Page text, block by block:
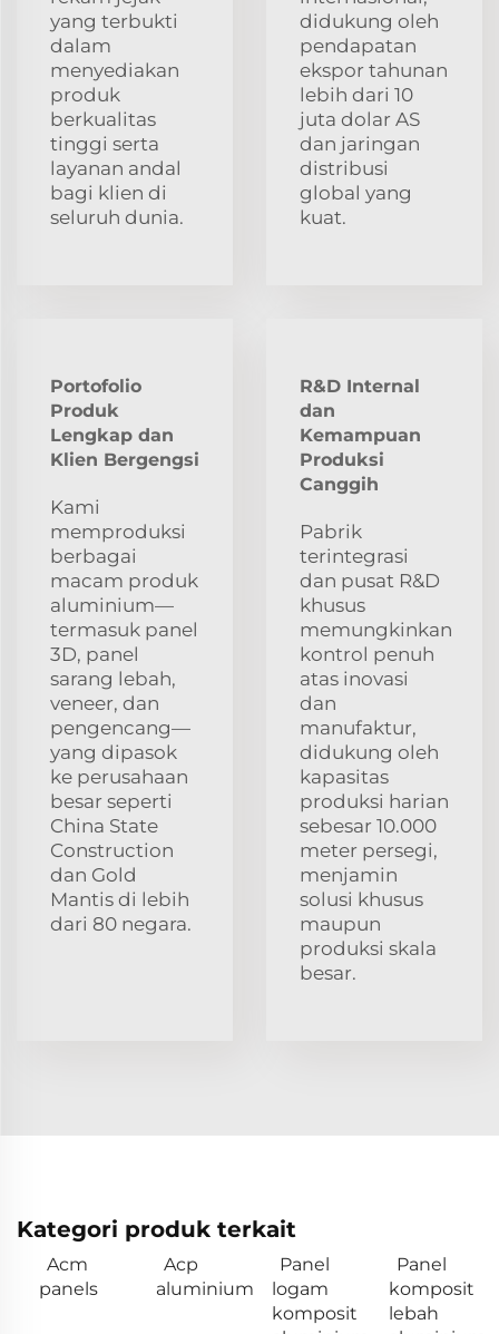
yang terbukti
dalam
menyediakan
produk
berkualitas
tinggi serta
layanan andal
bagi klien di
seluruh dunia.
didukung oleh
pendapatan
ekspor tahunan
lebih dari 10
juta dolar AS
dan jaringan
distribusi
global yang
kuat.
Portofolio
Produk
Lengkap dan
Klien Bergengsi
Kami
memproduksi
berbagai
macam produk
aluminium—
termasuk panel
3D, panel
sarang lebah,
veneer, dan
pengencang—
yang dipasok
ke perusahaan
besar seperti
China State
Construction
dan Gold
Mantis di lebih
dari 80 negara.
R&D Internal
dan
Kemampuan
Produksi
Canggih
Pabrik
terintegrasi
dan pusat R&D
khusus
memungkinkan
kontrol penuh
atas inovasi
dan
manufaktur,
didukung oleh
kapasitas
produksi harian
sebesar 10.000
meter persegi,
menjamin
solusi khusus
maupun
produksi skala
besar.
Kategori produk terkait
Acm
panels
Acp
aluminium
Panel
logam
komposit
Panel
komposit
lebah